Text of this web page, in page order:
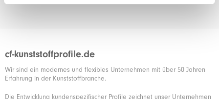
cf-kunststoffprofile.de
Wir sind ein modernes und flexibles Unternehmen mit über 50 Jahren
Erfahrung in der Kunststoffbranche.
Die Entwicklung kundenspezifischer Profile zeichnet unser Unternehmen